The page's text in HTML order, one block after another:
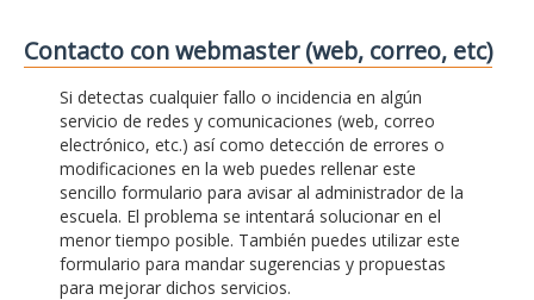
Contacto con webmaster (web, correo, etc)
Si detectas cualquier fallo o incidencia en algún
servicio de redes y comunicaciones (web, correo
electrónico, etc.) así como detección de errores o
modificaciones en la web puedes rellenar este
sencillo formulario para avisar al administrador de la
escuela. El problema se intentará solucionar en el
menor tiempo posible. También puedes utilizar este
formulario para mandar sugerencias y propuestas
para mejorar dichos servicios.